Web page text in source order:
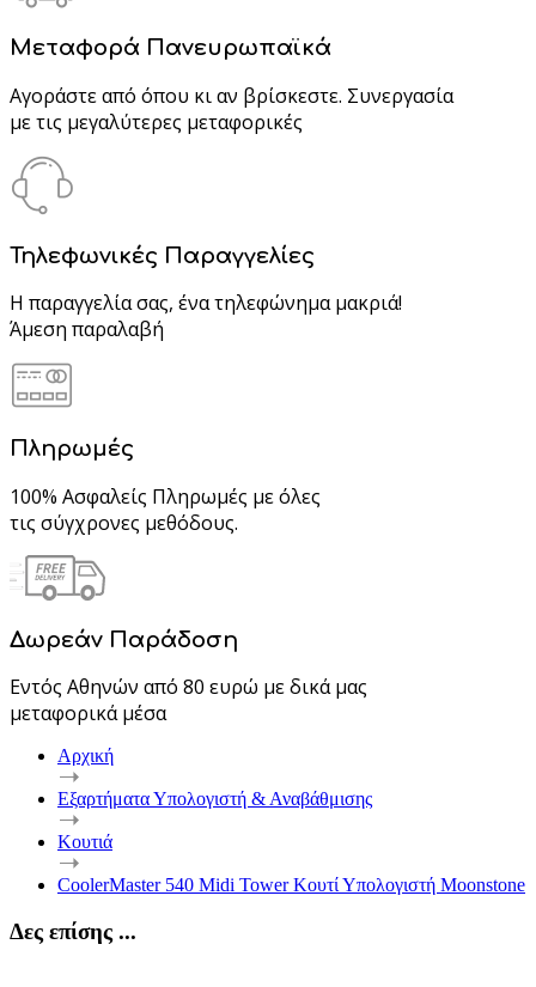
Μεταφορά Πανευρωπαϊκά
Αγοράστε από όπου κι αν βρίσκεστε. Συνεργασία
με τις μεγαλύτερες μεταφορικές
Τηλεφωνικές Παραγγελίες
Η παραγγελία σας, ένα τηλεφώνημα μακριά!
Άμεση παραλαβή
Πληρωμές
100% Ασφαλείς Πληρωμές με όλες
τις σύγχρονες μεθόδους.
Δωρεάν Παράδοση
Εντός Αθηνών από 80 ευρώ με δικά μας
μεταφορικά μέσα
Αρχική
Εξαρτήματα Υπολογιστή & Αναβάθμισης
Κουτιά
CoolerMaster 540 Midi Tower Κουτί Υπολογιστή Moonstone
Δες επίσης ...